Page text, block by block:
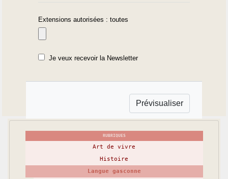
Extensions autorisées : toutes
Je veux recevoir la Newsletter
RUBRIQUES
Art de vivre
Histoire
Langue gasconne